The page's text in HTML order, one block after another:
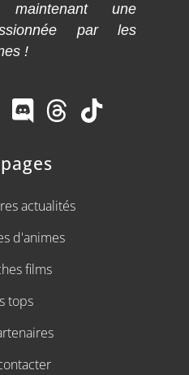
une
par les
!
actualités
d'animes
films
tops